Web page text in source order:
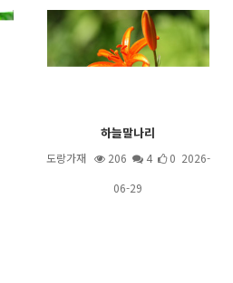
하늘말나리
도랑가재 206 4
0 2026-
06-29